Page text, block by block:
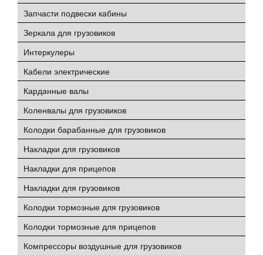
Запчасти подвески кабины
Зеркала для грузовиков
Интеркулеры
Кабели электрические
Карданные валы
Коленвалы для грузовиков
Колодки барабанные для грузовиков
Накладки для грузовиков
Накладки для прицепов
Накладки для грузовиков
Колодки тормозные для грузовиков
Колодки тормозные для прицепов
Компрессоры воздушные для грузовиков